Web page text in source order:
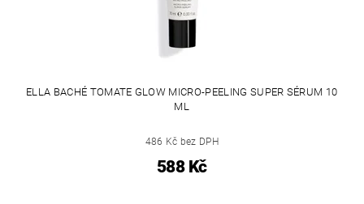
ELLA BACHÉ TOMATE GLOW MICRO-PEELING SUPER SÉRUM 10
ML
486 Kč bez DPH
588 Kč